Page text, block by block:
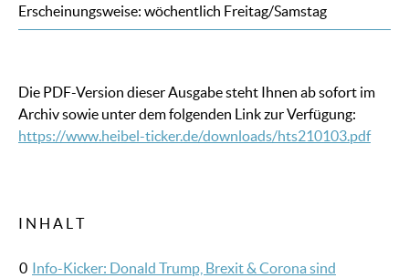
Erscheinungsweise: wöchentlich Freitag/Samstag
Die PDF-Version dieser Ausgabe steht Ihnen ab sofort im
Archiv sowie unter dem folgenden Link zur Verfügung:
https://www.heibel-ticker.de/downloads/hts210103.pdf
I N H A L T
0 Info-Kicker: Donald Trump, Brexit & Corona sind